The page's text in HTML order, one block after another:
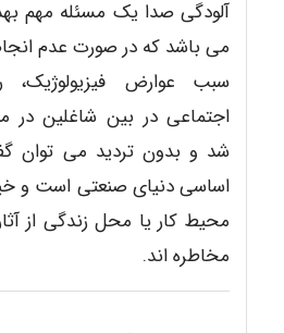
آلودگی صدا یک مسئله مهم
می باشد که در صورت عدم
سبب عوارض فیزیولوژیک،
اجتماعی در بین شاغلین
شد و بدون تردید می توان
اساسی دنیای صنعتی است و
محیط کار یا محل زندگی از
مخاطره اند.